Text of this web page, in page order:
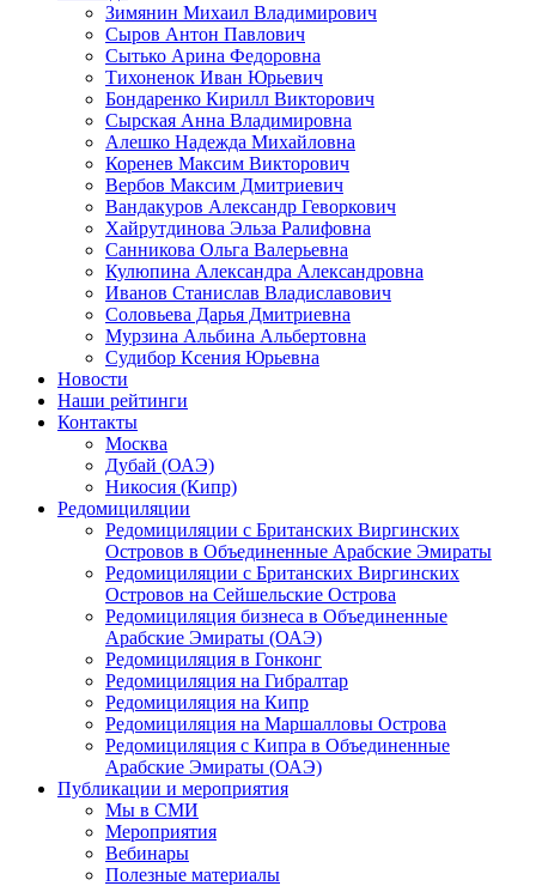
Зимянин Михаил Владимирович
Сыров Антон Павлович
Сытько Арина Федоровна
Тихоненок Иван Юрьевич
Бондаренко Кирилл Викторович
Сырская Анна Владимировна
Алешко Надежда Михайловна
Коренев Максим Викторович
Вербов Максим Дмитриевич
Вандакуров Александр Геворкович
Хайрутдинова Эльза Ралифовна
Санникова Ольга Валерьевна
Кулюпина Александра Александровна
Иванов Станислав Владиславович
Соловьева Дарья Дмитриевна
Мурзина Альбина Альбертовна
Судибор Ксения Юрьевна
Новости
Наши рейтинги
Контакты
Москва
Дубай (ОАЭ)
Никосия (Кипр)
Редомициляции
Редомициляции с Британских Виргинских
Островов в Объединенные Арабские Эмираты
Редомициляции с Британских Виргинских
Островов на Сейшельские Острова
Редомициляция бизнеса в Объединенные
Арабские Эмираты (ОАЭ)
Редомициляция в Гонконг
Редомициляция на Гибралтар
Редомициляция на Кипр
Редомициляция на Маршалловы Острова
Редомициляция с Кипра в Объединенные
Арабские Эмираты (ОАЭ)
Публикации и мероприятия
Мы в СМИ
Мероприятия
Вебинары
Полезные материалы